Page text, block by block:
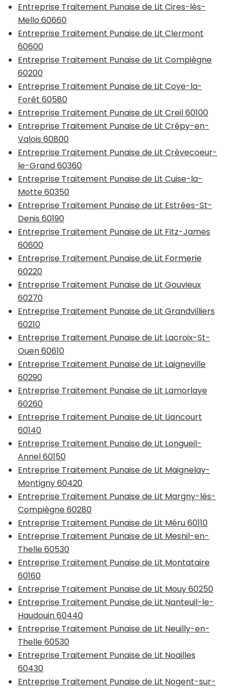
Entreprise Traitement Punaise de Lit Cires-lès-
Mello 60660
Entreprise Traitement Punaise de Lit Clermont
60600
Entreprise Traitement Punaise de Lit Compiègne
60200
Entreprise Traitement Punaise de Lit Coye-la-
Forêt 60580
Entreprise Traitement Punaise de Lit Creil 60100
Entreprise Traitement Punaise de Lit Crépy-en-
Valois 60800
Entreprise Traitement Punaise de Lit Crèvecoeur-
le-Grand 60360
Entreprise Traitement Punaise de Lit Cuise-la-
Motte 60350
Entreprise Traitement Punaise de Lit Estrées-St-
Denis 60190
Entreprise Traitement Punaise de Lit Fitz-James
60600
Entreprise Traitement Punaise de Lit Formerie
60220
Entreprise Traitement Punaise de Lit Gouvieux
60270
Entreprise Traitement Punaise de Lit Grandvilliers
60210
Entreprise Traitement Punaise de Lit Lacroix-St-
Ouen 60610
Entreprise Traitement Punaise de Lit Laigneville
60290
Entreprise Traitement Punaise de Lit Lamorlaye
60260
Entreprise Traitement Punaise de Lit Liancourt
60140
Entreprise Traitement Punaise de Lit Longueil-
Annel 60150
Entreprise Traitement Punaise de Lit Maignelay-
Montigny 60420
Entreprise Traitement Punaise de Lit Margny-lès-
Compiègne 60280
Entreprise Traitement Punaise de Lit Méru 60110
Entreprise Traitement Punaise de Lit Mesnil-en-
Thelle 60530
Entreprise Traitement Punaise de Lit Montataire
60160
Entreprise Traitement Punaise de Lit Mouy 60250
Entreprise Traitement Punaise de Lit Nanteuil-le-
Haudouin 60440
Entreprise Traitement Punaise de Lit Neuilly-en-
Thelle 60530
Entreprise Traitement Punaise de Lit Noailles
60430
Entreprise Traitement Punaise de Lit Nogent-sur-